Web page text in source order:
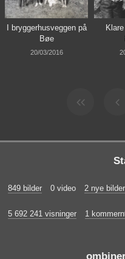
I bryggerhusveggen på
Bøe
20/03/2016
849 bilder 0 video 2 nye
5 692 241 visninger 1